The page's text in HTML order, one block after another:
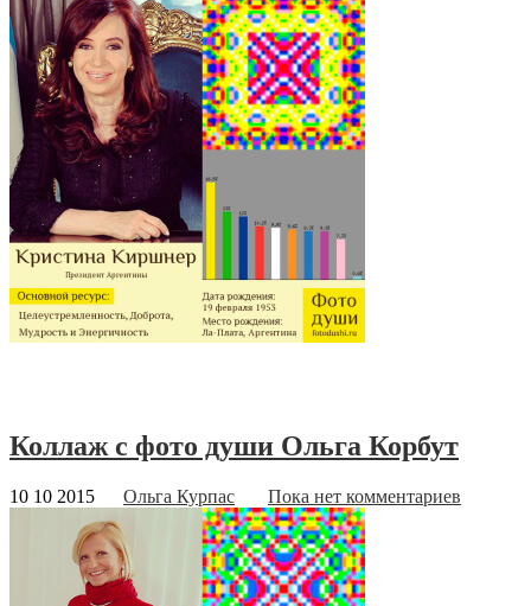
Коллаж с фото души Ольга Корбут
10 10 2015 Ольга Курпас Пока нет комментариев